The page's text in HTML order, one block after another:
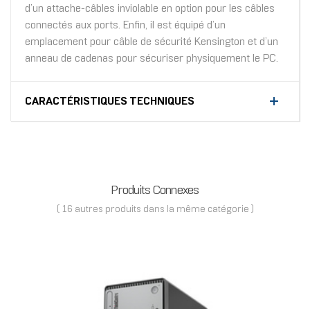
d’un attache-câbles inviolable en option pour les câbles
connectés aux ports. Enfin, il est équipé d’un
emplacement pour câble de sécurité Kensington et d’un
anneau de cadenas pour sécuriser physiquement le PC.
CARACTÉRISTIQUES TECHNIQUES
Produits Connexes
( 16 autres produits dans la même catégorie )